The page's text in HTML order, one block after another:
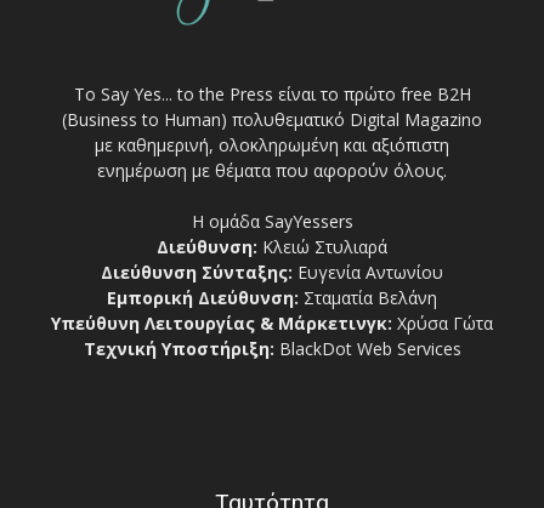
Το Say Yes... to the Press είναι το πρώτο free Β2Η
(Business to Human) πολυθεματικό Digital Magazino
με καθημερινή, ολοκληρωμένη και αξιόπιστη
ενημέρωση με θέματα που αφορούν όλους.
Η ομάδα SayYessers
Διεύθυνση: Κλειώ Στυλιαρά
Διεύθυνση Σύνταξης: Ευγενία Αντωνίου
Εμπορική Διεύθυνση: Σταματία Βελάνη
Υπεύθυνη Λειτουργίας & Μάρκετινγκ: Χρύσα Γώτα
Τεχνική Υποστήριξη: BlackDot Web Services